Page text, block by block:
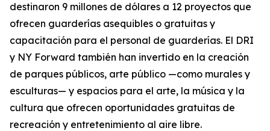
destinaron 9 millones de dólares a 12 proyectos que
ofrecen guarderías asequibles o gratuitas y
capacitación para el personal de guarderías. El DRI
y NY Forward también han invertido en la creación
de parques públicos, arte público —como murales y
esculturas— y espacios para el arte, la música y la
cultura que ofrecen oportunidades gratuitas de
recreación y entretenimiento al aire libre.